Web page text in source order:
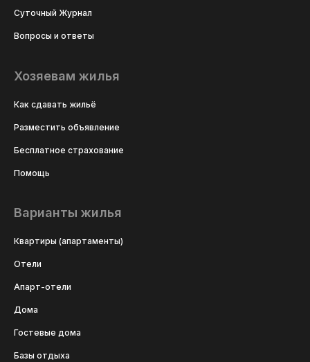
Суточный Журнал
Вопросы и ответы
Хозяевам жилья
Как сдавать жильё
Разместить объявление
Бесплатное страхование
Помощь
Варианты жилья
Квартиры (апартаменты)
Отели
Апарт-отели
Дома
Гостевые дома
Базы отдыха